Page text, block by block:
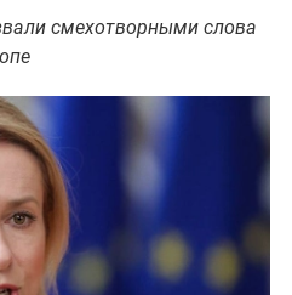
смехотворными слова